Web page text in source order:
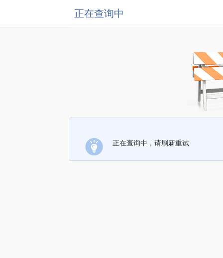
正在查询中
正在查询中，请刷新重试